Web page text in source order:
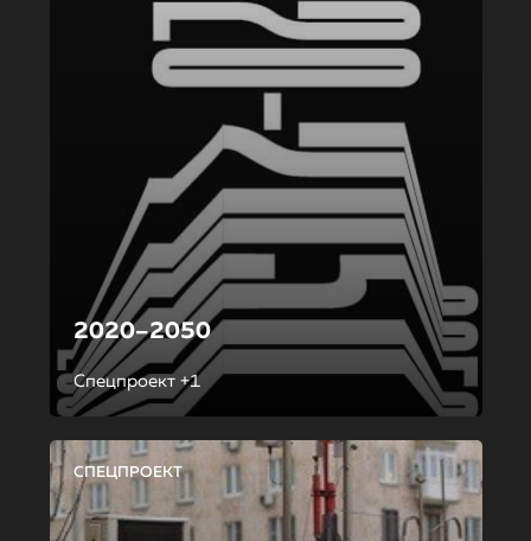
2020–2050
Спецпроект +1
СПЕЦПРОЕКТ